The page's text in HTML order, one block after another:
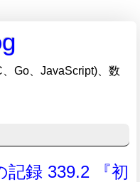
Go、JavaScript)、数
録 339.2 『初